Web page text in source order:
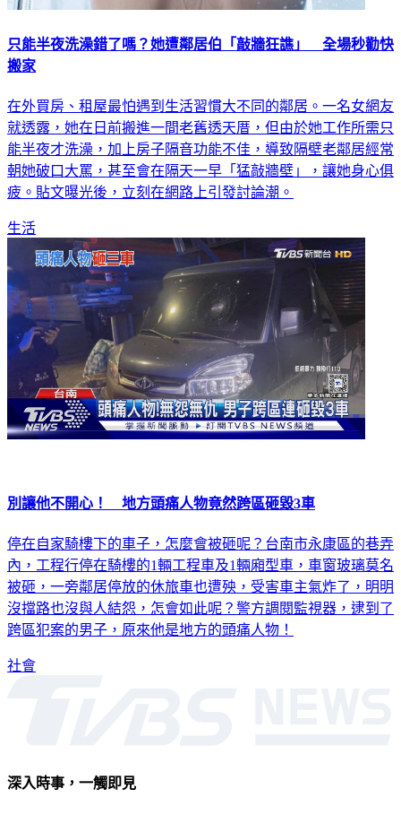
只能半夜洗澡錯了嗎？她遭鄰居伯「敲牆狂譙」 全場秒勸快
搬家
在外買房、租屋最怕遇到生活習慣大不同的鄰居。一名女網友
就透露，她在日前搬進一間老舊透天厝，但由於她工作所需只
能半夜才洗澡，加上房子隔音功能不佳，導致隔壁老鄰居經常
朝她破口大罵，甚至會在隔天一早「猛敲牆壁」，讓她身心俱
疲。貼文曝光後，立刻在網路上引發討論潮。
生活
別讓他不開心！ 地方頭痛人物竟然跨區砸毀3車
停在自家騎樓下的車子，怎麼會被砸呢？台南市永康區的巷弄
內，工程行停在騎樓的1輛工程車及1輛廂型車，車窗玻璃莫名
被砸，一旁鄰居停放的休旅車也遭殃，受害車主氣炸了，明明
沒擋路也沒與人結怨，怎會如此呢？警方調閱監視器，逮到了
跨區犯案的男子，原來他是地方的頭痛人物！
社會
深入時事，一觸即見